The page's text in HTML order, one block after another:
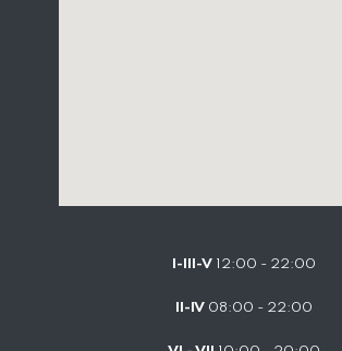
I-III-V 12:00 - 22:00
II-IV 08:00 - 22:00